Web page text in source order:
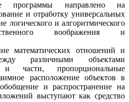
программы направлено на
и отработку универсальных
логического и алгоритмического
воображения и
математических отношений и
различными объектами
части, пропорциональные
расположение объектов в
и распространение на
выступают как средство